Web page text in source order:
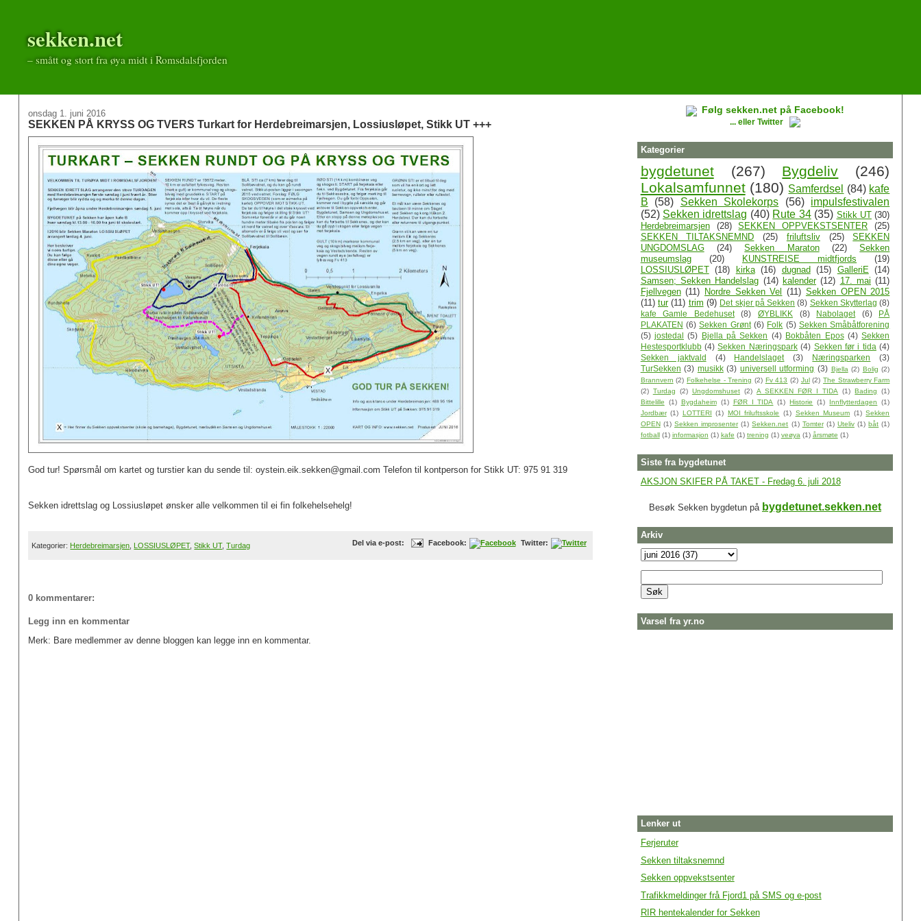
sekken.net
– smått og stort fra øya midt i Romsdalsfjorden
onsdag 1. juni 2016
SEKKEN PÅ KRYSS OG TVERS Turkart for Herdebreimarsjen, Lossiusløpet, Stikk UT +++
God tur! Spørsmål om kartet og turstier kan du sende til: oystein.eik.sekken@gmail.com Telefon til kontperson for Stikk UT: 975 91 319
Sekken idrettslag og Lossiusløpet ønsker alle velkommen til ei fin folkehelsehelg!
Del via e-post: Facebook: Twitter:
Kategorier: Herdebreimarsjen LOSSIUSLØPET,Stikk UT,Turdag
0 kommentarer:
Legg inn en kommentar
Merk: Bare medlemmer av denne bloggen kan legge inn en kommentar.
Følg sekken.net på Facebook!
... eller Twitter
Kategorier
bygdetunet (267) Bygdeliv
(246)
Lokalsamfunnet (180) Samferdsel (84) kafe
B
(58) Sekken Skolekorps (56)
impulsfestivalen
(52) Sekken idrettslag (40) Rute 34 (35) Stikk UT (30)
Herdebreimarsjen
(28) SEKKEN OPPVEKSTSENTER
(25)
SEKKEN TILTAKSNEMND
(25) friluftsliv (25)
SEKKEN
UNGDOMSLAG
(24) Sekken Maraton (22)
Sekken
museumslag
(20) KUNSTREISE midtfjords
(19)
LOSSIUSLØPET (18) kirka (16) dugnad (15) GalleriE
(14)
Samsen; Sekken Handelslag (14) kalender (12) 17. mai (11)
Fjellvegen (11) Nordre Sekken Vel (11) Sekken OPEN 2015
(11) tur (11) trim (9) Det skjer på Sekken (8) Sekken Skytterlag (8)
kafe Gamle Bedehuset
(8) ØYBLIKK (8) Nabolaget (6)
PÅ
PLAKATEN (6) Sekken Grønt (6) Folk (5) Sekken Småbåtforening
(5) jostedal (5) Bjella på Sekken (4) Bokbåten Epos (4) Sekken
Hestesportklubb (4) Sekken Næringspark (4) Sekken før i tida (4)
Sekken jaktvald
(4) Handelslaget (3) Næringsparken
(3)
TurSekken (3) musikk (3) universell utforming (3) Bjella (2) Bolig (2)
Brannvern (2) Folkehelse - Trening (2) Fv 413 (2) Jul (2) The Strawberry Farm
(2) Turdag (2) Ungdomshuset (2) A SEKKEN FØR I TIDA (1) Bading
(1)
Bittelille
(1) Bygdaheim (1) FØR I TIDA (1) Historie (1) Innflytterdagen
(1)
Jordbær (1) LOTTERI (1) MOI friluftsskole (1) Sekken Museum (1) Sekken
OPEN (1) Sekken improsenter (1) Sekken.net (1) Tomter (1) Uteliv (1) båt (1)
fotball (1) informasjon (1) kafe (1) trening (1) veøya (1) årsmøte (1)
Siste fra bygdetunet
AKSJON SKIFER PÅ TAKET - Fredag 6. juli 2018
Besøk Sekken bygdetun på bygdetunet.sekken.net
Arkiv
Varsel fra yr.no
Lenker ut
Ferjeruter
Sekken tiltaksnemnd
Sekken oppvekstsenter
Trafikkmeldinger frå Fjord1 på SMS og e-post
RIR hentekalender for Sekken